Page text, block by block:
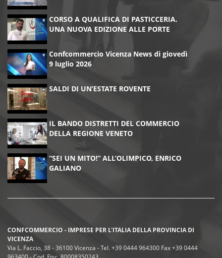
CORSO A QUALIFICA DI PASTICCERIA.
UNA NUOVA EDIZIONE ALLE PORTE
Confcommercio Vicenza News di giovedì
9 luglio 2026
SALDI DI UN’ESTATE ROVENTE
IL BANDO DISTRETTI DEL COMMERCIO
DELLA REGIONE VENETO
“SEI UN MITO!” ALL’OLIMPICO, ENRICO
GALIANO
CONFCOMMERCIO - IMPRESE PER L'ITALIA DELLA PROVINCIA DI
VICENZA
Via L. Faccio, 38 - 36100 Vicenza - Tel. +39 0444 964300 Fax +39 0444